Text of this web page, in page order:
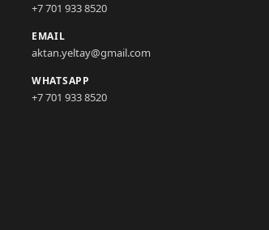
+7 701 933 8520
EMAIL
aktan.yeltay@gmail.com
WHATSAPP
+7 701 933 8520